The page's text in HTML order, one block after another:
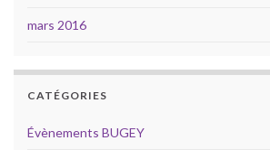
mars 2016
CATÉGORIES
Évènements BUGEY